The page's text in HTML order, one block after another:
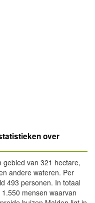
over
gebied van 321 hectare,
andere wateren. Per
493 personen. In totaal
mensen waarvan